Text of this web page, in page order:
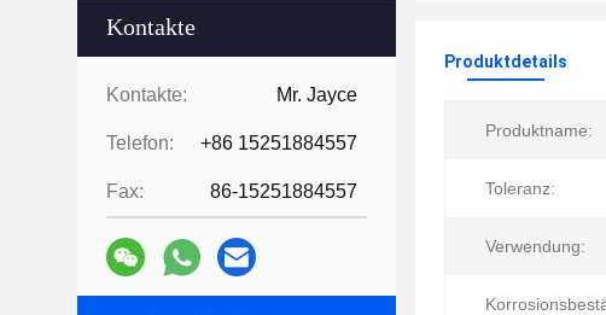
Kontakte
Kontakte: Mr. Jayce
Telefon: +86 15251884557
Fax: 86-15251884557
Produktdetails
Produktname:
Toleranz:
Verwendung: